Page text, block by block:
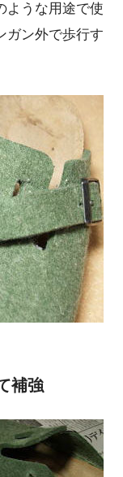
ような用途で使
ガン外で歩行す
補強